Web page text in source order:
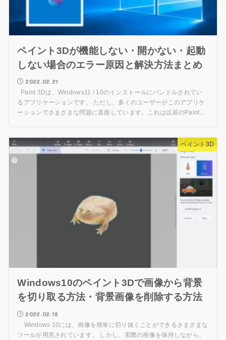
ペイント3Dが機能しない・開かない・起動
しない場合のエラー原因と解決方法まとめ
2022.02.21
Paint 3Dは、Windows11 / 10のインストールにバンドルされてい
るアプリケーションです。 ただし、多くのユーザーがこのアプリケ
ーションでさまざまな問題に直面しています。これは以前のPaint...
ペイント3D
Windows10のペイント3Dで画像から背景
を切り取る方法・背景画像を削除する方法
2022.02.18
Windows 10には、画像を簡単に切り抜くことができるさまざまな
ツールが用意されています。 しかし、実際の画像を保持しながら、